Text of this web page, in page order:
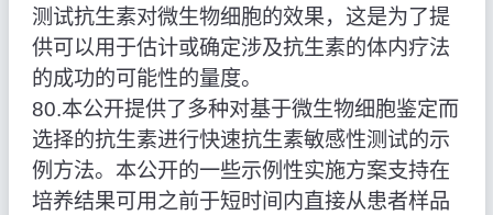
测试抗生素对微生物细胞的效果，这是为了提
供可以用于估计或确定涉及抗生素的体内疗法
的成功的可能性的量度。
80.本公开提供了多种对基于微生物细胞鉴定而
选择的抗生素进行快速抗生素敏感性测试的示
例方法。本公开的一些示例性实施方案支持在
培养结果可用之前于短时间内直接从患者样品